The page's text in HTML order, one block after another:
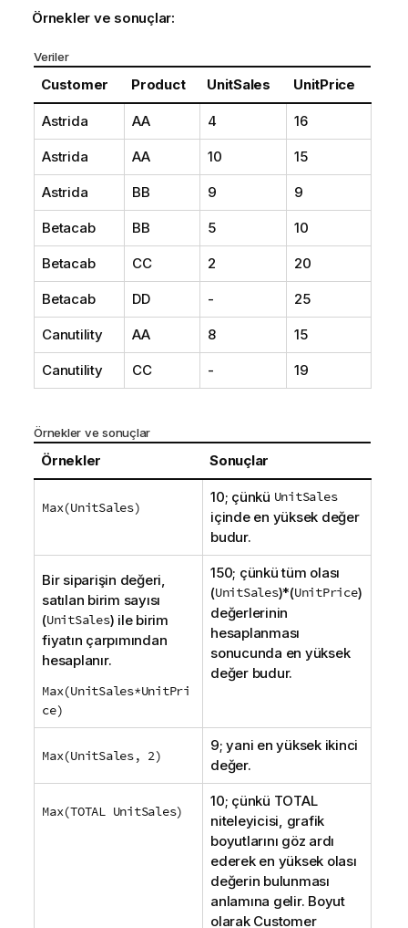
Örnekler ve sonuçlar:
Veriler
Customer Product UnitSales UnitPrice
Astrida AA 4 16
Astrida AA 10 15
Astrida BB 9 9
Betacab BB 5 10
Betacab CC 2 20
Betacab DD - 25
Canutility AA 8 15
Canutility CC - 19
Örnekler ve sonuçlar
Örnekler Sonuçlar
Max(UnitSales)
10; çünkü UnitSales
içinde en yüksek değer
budur.
Bir siparişin değeri,
satılan birim sayısı
(UnitSales) ile birim
fiyatın çarpımından
hesaplanır.
Max(UnitSales*UnitPri
ce)
150; çünkü tüm olası
(UnitSales)*(UnitPrice)
değerlerinin
hesaplanması
sonucunda en yüksek
değer budur.
Max(UnitSales, 2)
9; yani en yüksek ikinci
değer.
Max(TOTAL UnitSales)
10; çünkü TOTAL
niteleyicisi, grafik
boyutlarını göz ardı
ederek en yüksek olası
değerin bulunması
anlamına gelir. Boyut
olarak Customer